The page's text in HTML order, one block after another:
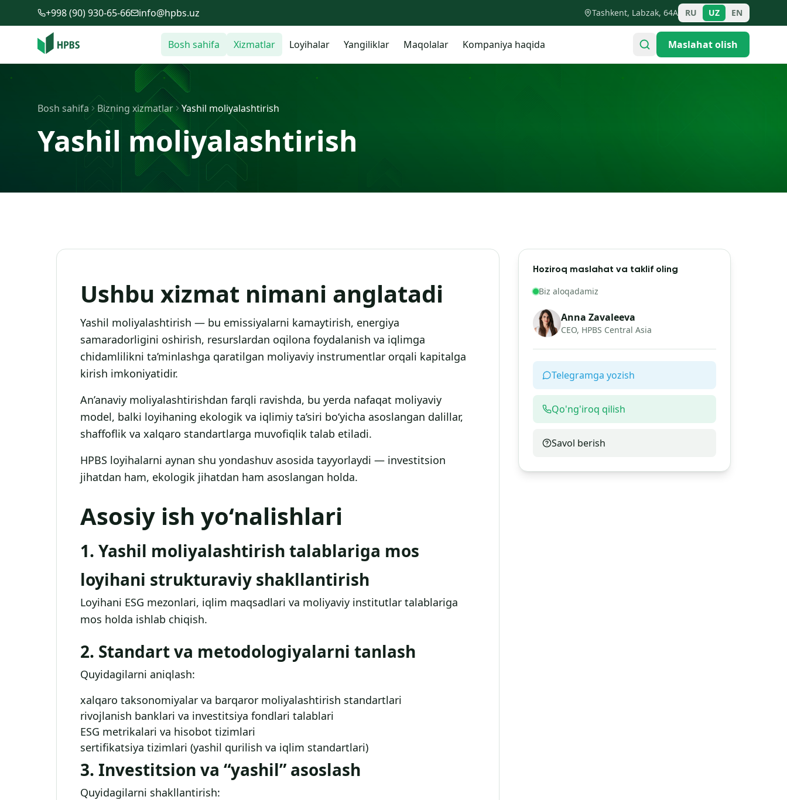
Tarkibga o'tish+998 (90) 930-65-66 info@hpbs.uz Tashkent, Labzak, 64A RU UZ EN
Bosh sahifa Xizmatlar Loyihalar Yangiliklar Maqolalar Kompaniya haqida Maslahat olish
Bosh sahifa Bizning xizmatlar Yashil moliyalashtirish
Yashil moliyalashtirish
Ushbu xizmat nimani anglatadi
Yashil moliyalashtirish — bu emissiyalarni kamaytirish, energiya
samaradorligini oshirish, resurslardan oqilona foydalanish va iqlimga
chidamlilikni ta’minlashga qaratilgan moliyaviy instrumentlar orqali kapitalga
kirish imkoniyatidir.
An’anaviy moliyalashtirishdan farqli ravishda, bu yerda nafaqat moliyaviy
model, balki loyihaning ekologik va iqlimiy ta’siri bo‘yicha asoslangan dalillar,
shaffoflik va xalqaro standartlarga muvofiqlik talab etiladi.
HPBS loyihalarni aynan shu yondashuv asosida tayyorlaydi — investitsion
jihatdan ham, ekologik jihatdan ham asoslangan holda.
Asosiy ish yo‘nalishlari
1. Yashil moliyalashtirish talablariga mos
loyihani strukturaviy shakllantirish
Loyihani ESG mezonlari, iqlim maqsadlari va moliyaviy institutlar talablariga
mos holda ishlab chiqish.
2. Standart va metodologiyalarni tanlash
Quyidagilarni aniqlash:
xalqaro taksonomiyalar va barqaror moliyalashtirish standartlari
rivojlanish banklari va investitsiya fondlari talablari
ESG metrikalari va hisobot tizimlari
sertifikatsiya tizimlari (yashil qurilish va iqlim standartlari)
3. Investitsion va “yashil” asoslash
Quyidagilarni shakllantirish:
Hoziroq maslahat va taklif oling
Biz aloqadamiz
Anna Zavaleeva
CEO, HPBS Central Asia
Telegramga yozish
Qo'ng'iroq qilish
Savol berish